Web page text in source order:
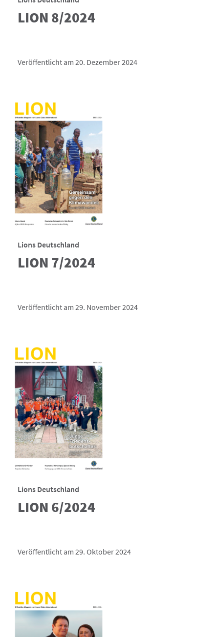
LION 8/2024
Veröffentlicht am 20. Dezember 2024
Lions Deutschland
LION 7/2024
Veröffentlicht am 29. November 2024
Lions Deutschland
LION 6/2024
Veröffentlicht am 29. Oktober 2024